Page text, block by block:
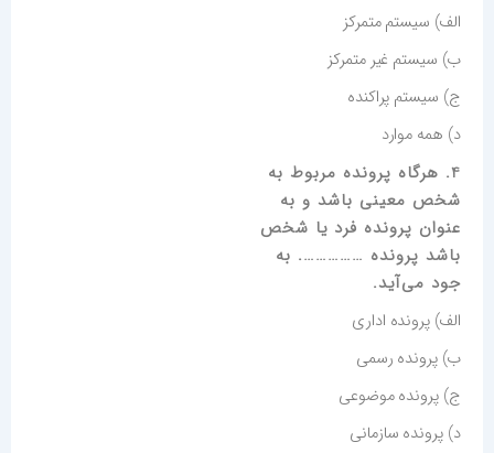
الف) سیستم متمرکز
ب) سیستم غیر متمرکز
ج) سیستم پراکنده
د) همه موارد
4. هرگاه پرونده مربوط به
شخص معینی باشد و به
عنوان پرونده فرد یا شخص
باشد پرونده ……………. به
جود می‌آید.
الف) پرونده اداری
ب) پرونده رسمی
ج) پرونده موضوعی
د) پرونده سازمانی